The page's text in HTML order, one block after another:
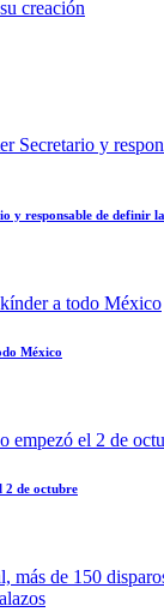
y responsable de definir
México
2 de octubre